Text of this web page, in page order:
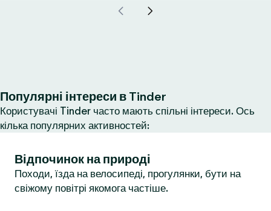
Популярні інтереси в Tinder
Користувачі Tinder часто мають спільні інтереси. Ось
кілька популярних активностей:
Відпочинок на природі
Походи, їзда на велосипеді, прогулянки, бути на
свіжому повітрі якомога частіше.